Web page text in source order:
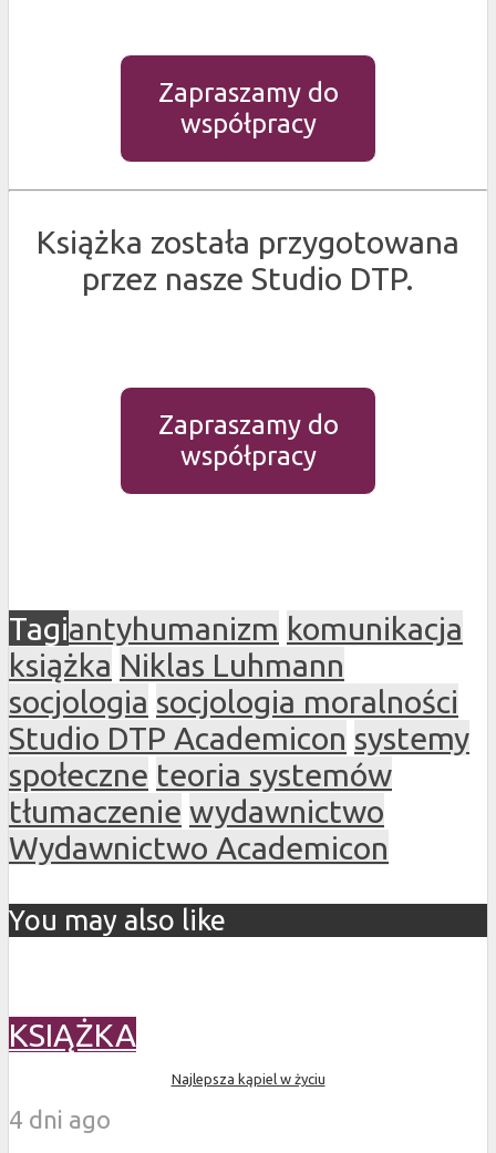
Zapraszamy do
współpracy
Książka została przygotowana
przez nasze Studio DTP.
Zapraszamy do
współpracy
Tagiantyhumanizm komunikacja
książka Niklas Luhmann
socjologia socjologia moralności
Studio DTP Academicon systemy
społeczne teoria systemów
tłumaczenie wydawnictwo
Wydawnictwo Academicon
You may also like
KSIĄŻKA
Najlepsza kąpiel w życiu
4 dni ago